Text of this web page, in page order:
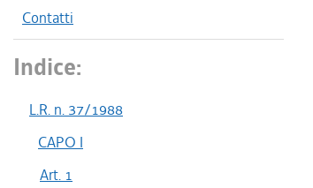
Contatti
Indice:
L.R. n. 37/1988
CAPO I
Art. 1